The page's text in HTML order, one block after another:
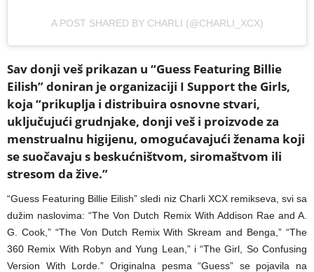
A POST SHARED BY CHARLI (@CHARLI_XCX)
Sav donji veš prikazan u “Guess Featuring Billie
Eilish” doniran je organizaciji I Support the Girls,
koja “prikuplja i distribuira osnovne stvari,
uključujući grudnjake, donji veš i proizvode za
menstrualnu higijenu, omogućavajući ženama koji
se suočavaju s beskućništvom, siromaštvom ili
stresom da žive.”
“Guess Featuring Billie Eilish” sledi niz Charli XCX remikseva, svi sa
dužim naslovima: “The Von Dutch Remix With Addison Rae and A.
G. Cook,” “The Von Dutch Remix With Skream and Benga,” “The
360 Remix With Robyn and Yung Lean,” i “The Girl, So Confusing
Version With Lorde.” Originalna pesma “Guess” se pojavila na